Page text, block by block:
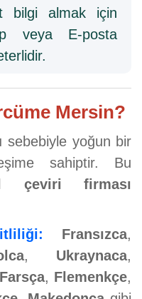
bilgi almak için
veya E-posta
Mersin?
sebebiyle yoğun bir
sahiptir. Bu
çeviri firması
Fransızca,
, Ukraynaca,
Farsça, Flemenkçe,